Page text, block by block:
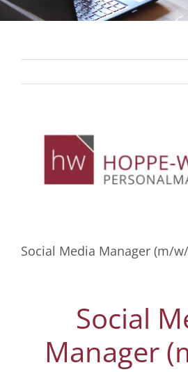
Social Media Manager (m/
Social
Manager